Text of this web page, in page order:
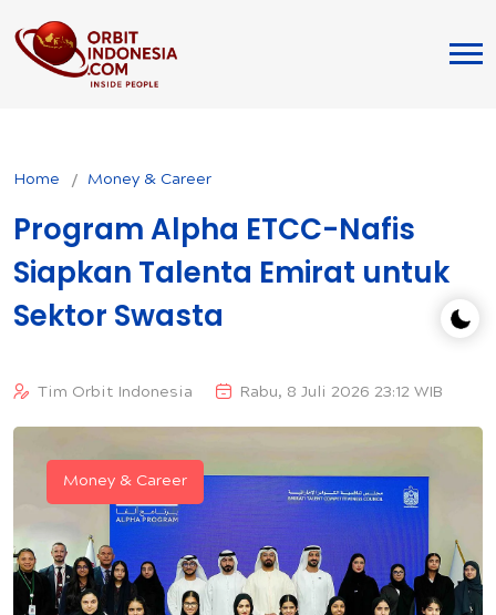
Home Money & Career
Program Alpha ETCC-Nafis
Siapkan Talenta Emirat untuk
Sektor Swasta
Tim Orbit Indonesia Rabu, 8 Juli 2026 23:12 WIB
Money & Career